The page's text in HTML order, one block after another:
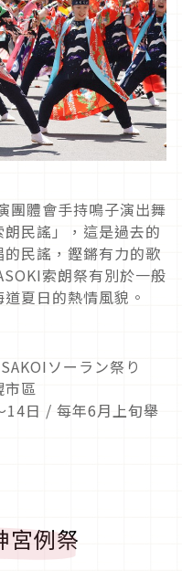
團體會手持鳴子演出舞
民謠」，這是過去的
民謠，鏗鏘有力的歌
索朗祭有別於一般
夏日的熱情風貌。
ソーラン祭り
區
日 / 每年6月上旬舉
例祭